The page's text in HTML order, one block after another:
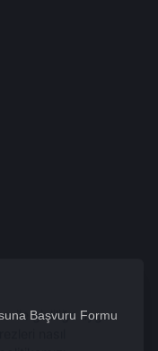
Başvuru Formu
nasıl